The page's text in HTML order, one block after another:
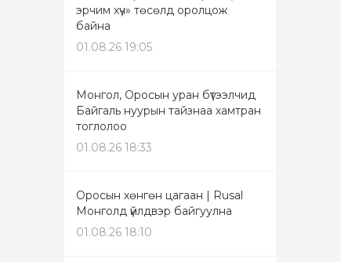
эрчим хүч» төсөлд оролцож
байна
01.08.26 19:05
Монгол, Оросын уран бүтээлчид
Байгаль нуурын тайзнаа хамтран
тоглолоо
01.08.26 18:33
Оросын хөнгөн цагаан | Rusal
Монголд үйлдвэр байгуулна
01.08.26 18:10